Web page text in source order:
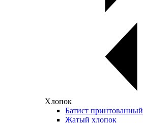
Хлопок
Батист принтованный
Жатый хлопок